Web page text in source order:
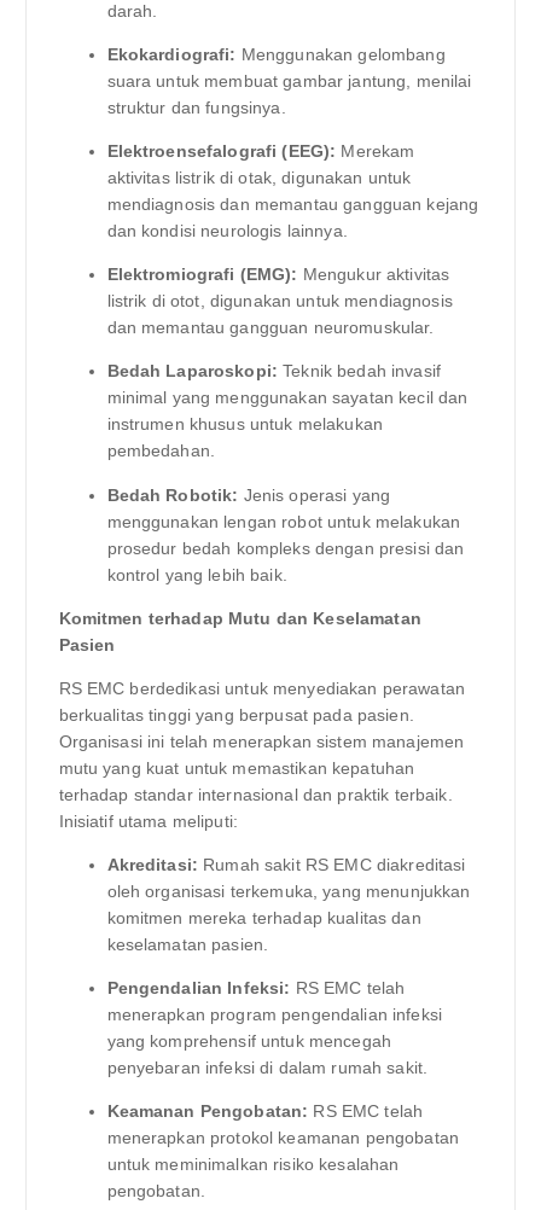
darah.
Ekokardiografi: Menggunakan gelombang
suara untuk membuat gambar jantung, menilai
struktur dan fungsinya.
Elektroensefalografi (EEG): Merekam
aktivitas listrik di otak, digunakan untuk
mendiagnosis dan memantau gangguan kejang
dan kondisi neurologis lainnya.
Elektromiografi (EMG): Mengukur aktivitas
listrik di otot, digunakan untuk mendiagnosis
dan memantau gangguan neuromuskular.
Bedah Laparoskopi: Teknik bedah invasif
minimal yang menggunakan sayatan kecil dan
instrumen khusus untuk melakukan
pembedahan.
Bedah Robotik: Jenis operasi yang
menggunakan lengan robot untuk melakukan
prosedur bedah kompleks dengan presisi dan
kontrol yang lebih baik.
Komitmen terhadap Mutu dan Keselamatan
Pasien
RS EMC berdedikasi untuk menyediakan perawatan
berkualitas tinggi yang berpusat pada pasien.
Organisasi ini telah menerapkan sistem manajemen
mutu yang kuat untuk memastikan kepatuhan
terhadap standar internasional dan praktik terbaik.
Inisiatif utama meliputi:
Akreditasi: Rumah sakit RS EMC diakreditasi
oleh organisasi terkemuka, yang menunjukkan
komitmen mereka terhadap kualitas dan
keselamatan pasien.
Pengendalian Infeksi: RS EMC telah
menerapkan program pengendalian infeksi
yang komprehensif untuk mencegah
penyebaran infeksi di dalam rumah sakit.
Keamanan Pengobatan: RS EMC telah
menerapkan protokol keamanan pengobatan
untuk meminimalkan risiko kesalahan
pengobatan.